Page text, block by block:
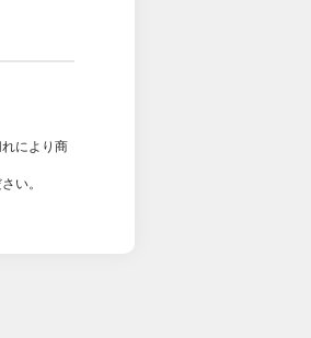
により商
い。